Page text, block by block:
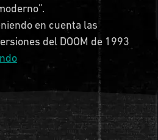
en cuenta las
del DOOM de 1993